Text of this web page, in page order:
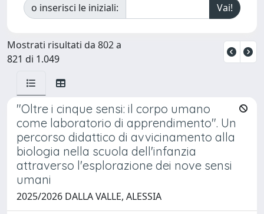
o inserisci le iniziali:
Mostrati risultati da 802 a
821 di 1.049
"Oltre i cinque sensi: il corpo umano
come laboratorio di apprendimento". Un
percorso didattico di avvicinamento alla
biologia nella scuola dell'infanzia
attraverso l'esplorazione dei nove sensi
umani
2025/2026 DALLA VALLE, ALESSIA